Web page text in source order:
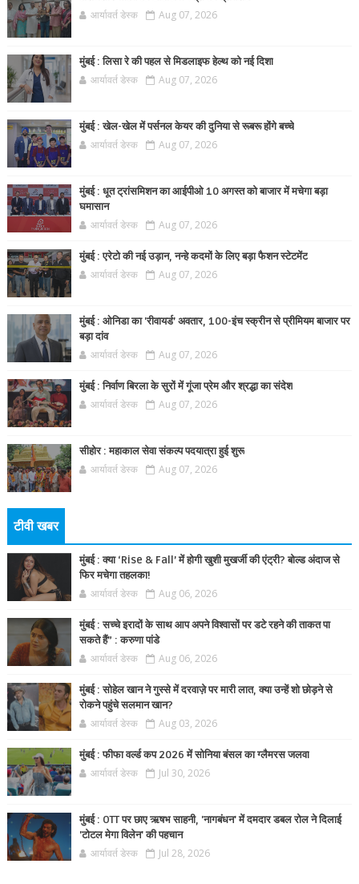
आर्यावर्त डेस्क Aug 07, 2026
मुंबई : लिसा रे की पहल से मिडलाइफ हेल्थ को नई दिशा
आर्यावर्त डेस्क Aug 07, 2026
मुंबई : खेल-खेल में पर्सनल केयर की दुनिया से रूबरू होंगे बच्चे
आर्यावर्त डेस्क Aug 07, 2026
मुंबई : धूत ट्रांसमिशन का आईपीओ 10 अगस्त को बाजार में मचेगा बड़ा
घमासान
आर्यावर्त डेस्क Aug 07, 2026
मुंबई : एरेटो की नई उड़ान, नन्हे कदमों के लिए बड़ा फैशन स्टेटमेंट
आर्यावर्त डेस्क Aug 07, 2026
मुंबई : ओनिडा का 'रीवायर्ड’ अवतार, 100-इंच स्क्रीन से प्रीमियम बाजार पर
बड़ा दांव
आर्यावर्त डेस्क Aug 07, 2026
मुंबई : निर्वाण बिरला के सुरों में गूंजा प्रेम और श्रद्धा का संदेश
आर्यावर्त डेस्क Aug 07, 2026
सीहोर : महाकाल सेवा संकल्प पदयात्रा हुई शुरू
आर्यावर्त डेस्क Aug 07, 2026
टीवी खबर
मुंबई : क्या ‘Rise & Fall’ में होगी खुशी मुखर्जी की एंट्री? बोल्ड अंदाज से
फिर मचेगा तहलका!
आर्यावर्त डेस्क Aug 06, 2026
मुंबई : सच्चे इरादों के साथ आप अपने विश्वासों पर डटे रहने की ताकत पा
सकते हैं” : करुणा पांडे
आर्यावर्त डेस्क Aug 06, 2026
मुंबई : सोहेल खान ने गुस्से में दरवाज़े पर मारी लात, क्या उन्हें शो छोड़ने से
रोकने पहुंचे सलमान खान?
आर्यावर्त डेस्क Aug 03, 2026
मुंबई : फीफा वर्ल्ड कप 2026 में सोनिया बंसल का ग्लैमरस जलवा
आर्यावर्त डेस्क Jul 30, 2026
मुंबई : OTT पर छाए ऋषभ साहनी, 'नागबंधन' में दमदार डबल रोल ने दिलाई
'टोटल मेगा विलेन' की पहचान
आर्यावर्त डेस्क Jul 28, 2026